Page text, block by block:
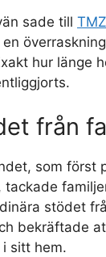
sade till TMZ
hur länge
från
som först
tackade
stödet
bekräftade
sitt hem.